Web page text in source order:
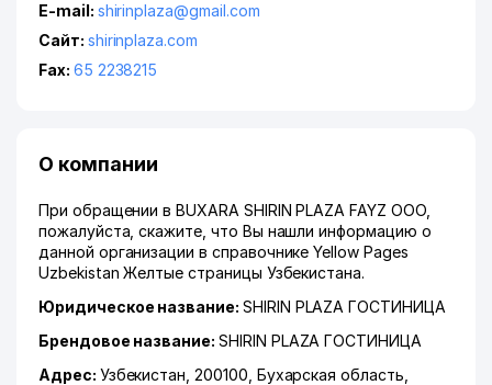
E-mail: shirinplaza@gmail.com
Сайт: shirinplaza.com
Fax: 65 2238215
О компании
При обращении в BUXARA SHIRIN PLAZA FAYZ ООО,
пожалуйста, скажите, что Вы нашли информацию о
данной организации в справочнике Yellow Pages
Uzbekistan Желтые страницы Узбекистана.
Юридическое название: SHIRIN PLAZA ГОСТИНИЦА
Брендовое название: SHIRIN PLAZA ГОСТИНИЦА
Адрес: Узбекистан, 200100, Бухарская область